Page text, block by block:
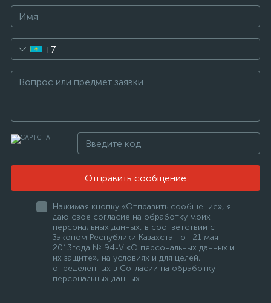
+7
Отправить сообщение
Нажимая кнопку «Отправить сообщение», я
даю свое согласие на обработку моих
персональных данных, в соответствии с
Законом Республики Казахстан от 21 мая
2013года № 94-V «О персональных данных и
их защите», на условиях и для целей,
определенных в Согласии на обработку
персональных данных